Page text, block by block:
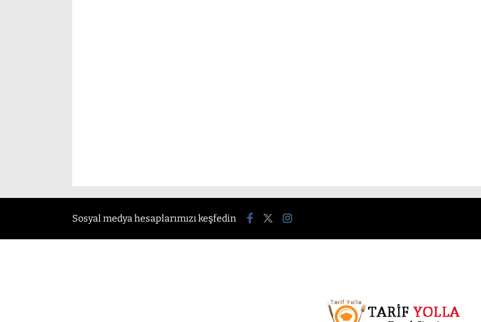
Sosyal medya hesaplarımızı keşfedin